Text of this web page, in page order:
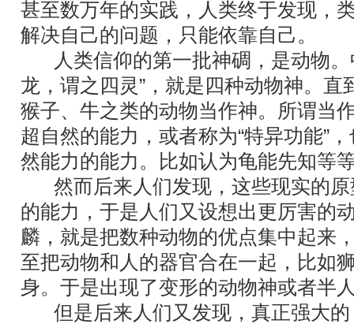
甚至数万年的实践，人类终于发现，
解决自己的问题，只能依靠自己。
人类信仰的第一批神碉，是动物。
龙，谓之四灵”，就是四种动物神。直
猴子、牛之类的动物当作神。所谓当
超自然的能力，或者称为“特异功能”
然能力的能力。比如认为龟能先知等
然而后来人们发现，这些现实的原
的能力，于是人们又设想出更厉害的
麟，就是把数种动物的优点集中起来
至把动物和人的器官合在一起，比如
身。于是出现了变形的动物神或者半
但是后来人们又发现，真正强大的